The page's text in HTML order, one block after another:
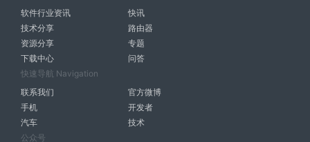
软件行业资讯
快讯
技术分享
路由器
资源分享
专题
下载中心
问答
快速导航 Navigation
联系我们
官方微博
手机
开发者
汽车
技术
公众号